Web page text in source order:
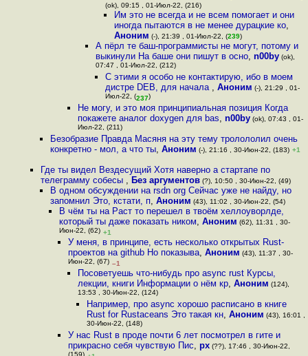
(ok), 09:15 , 01-Июл-22, (216)
Им это не всегда и не всем помогает и они
иногда пытаются в не менее дурацкие ко,
Аноним (-), 21:39 , 01-Июл-22, (239)
А пёрл те баш-программисты не могут, потому и
выкинули На баше они пишут в осно,n00by (ok),
07:47 , 01-Июл-22, (212)
С этими я особо не контактирую, ибо в моем
дистре DEB, для начала , Аноним (-), 21:29 , 01-
Июл-22, (237)
Не могу, и это моя принципиальная позиция Когда
покажете аналог doxygen для bas, n00by(ok), 07:43 , 01-
Июл-22, (211)
Безобразие Правда Масяня на эту тему тролололил очень
конкретно - мол, а что ты, Аноним (-), 21:16 , 30-Июн-22, (183) +1
Где ты видел Вездесущий Хотя наверно а стартапе по
телеграмму собесы , Без аргументов (?), 10:50 , 30-Июн-22, (49)
В одном обсуждении на rsdn org Сейчас уже не найду, но
запомнил Это, кстати, п, Аноним (43), 11:02 , 30-Июн-22, (54)
В чём ты на Раст то перешел в твоём хеллоуворлде,
который ты даже показать ником, Аноним (62), 11:31 , 30-
Июн-22, (62) +1
У меня, в принципе, есть несколько открытых Rust-
проектов на github Но показыва,Аноним (43), 11:37 , 30-
Июн-22, (67) –1
Посоветуешь что-нибудь про async rust Курсы,
лекции, книги Информации о нём кр, Аноним (124),
13:53 , 30-Июн-22, (124)
Например, про async хорошо расписано в книге
Rust for Rustaceans Это такая кн, Аноним (43), 16:01 ,
30-Июн-22, (148)
У нас Rust в проде почти 6 лет посмотрел в гите и
прикрасно себя чувствую Пис,px (??), 17:46 , 30-Июн-22,